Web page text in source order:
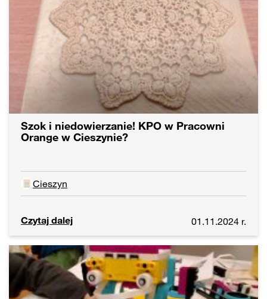
Szok i niedowierzanie! KPO w Pracowni
Orange w Cieszynie?
Cieszyn
Czytaj dalej 01.11.2024 r.